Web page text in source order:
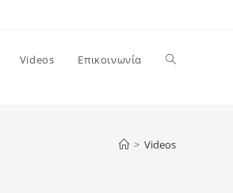
Videos Επικοινωνία
> Videos